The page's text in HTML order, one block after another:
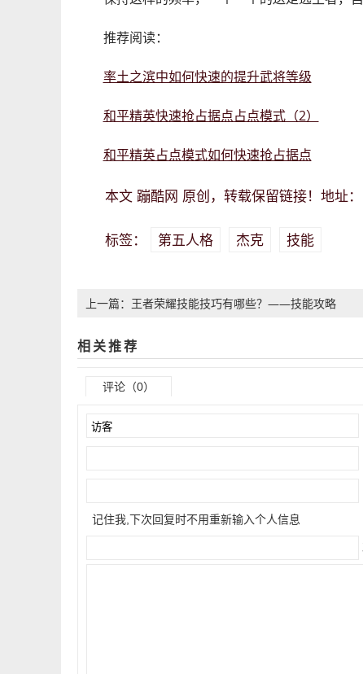
推荐阅读：
率土之滨中如何快速的提升武将等级
和平精英快速抢占据点占点模式（2）
和平精英占点模式如何快速抢占据点
本文 蹦酷网 原创，转载保留链接！地址：
标签： 第五人格 杰克 技能
上一篇：王者荣耀技能技巧有哪些？——技能攻略
相关推荐
评论（0）
记住我,下次回复时不用重新输入个人信息